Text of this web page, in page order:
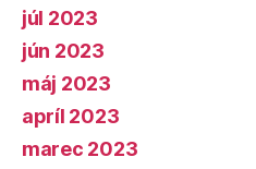
júl 2023
jún 2023
máj 2023
apríl 2023
marec 2023